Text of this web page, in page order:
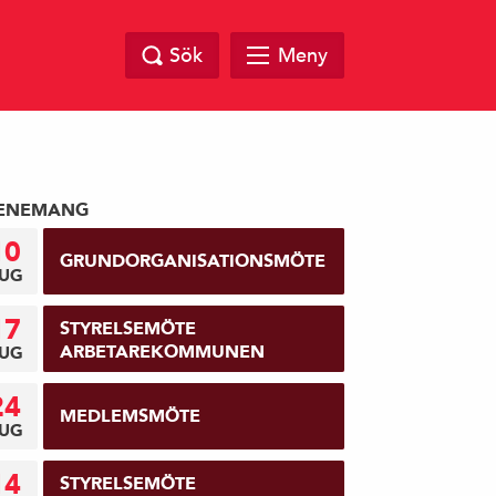
Sök Meny
GRUNDORGANISATIONSMÖTE
STYRELSEMÖTE
ARBETAREKOMMUNEN
MEDLEMSMÖTE
STYRELSEMÖTE